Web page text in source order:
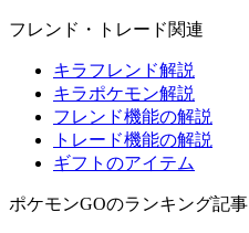
フレンド・トレード関連
キラフレンド解説
キラポケモン解説
フレンド機能の解説
トレード機能の解説
ギフトのアイテム
ポケモンGOのランキング記事